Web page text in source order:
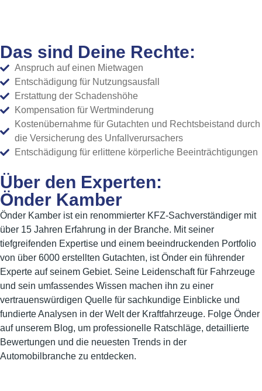
Das sind Deine Rechte:
Anspruch auf einen Mietwagen
Entschädigung für Nutzungsausfall
Erstattung der Schadenshöhe
Kompensation für Wertminderung
Kostenübernahme für Gutachten und Rechtsbeistand durch
die Versicherung des Unfallverursachers
Entschädigung für erlittene körperliche Beeinträchtigungen
Über den Experten:
Önder Kamber
Önder Kamber ist ein renommierter KFZ-Sachverständiger mit
über 15 Jahren Erfahrung in der Branche. Mit seiner
tiefgreifenden Expertise und einem beeindruckenden Portfolio
von über 6000 erstellten Gutachten, ist Önder ein führender
Experte auf seinem Gebiet. Seine Leidenschaft für Fahrzeuge
und sein umfassendes Wissen machen ihn zu einer
vertrauenswürdigen Quelle für sachkundige Einblicke und
fundierte Analysen in der Welt der Kraftfahrzeuge. Folge Önder
auf unserem Blog, um professionelle Ratschläge, detaillierte
Bewertungen und die neuesten Trends in der
Automobilbranche zu entdecken.